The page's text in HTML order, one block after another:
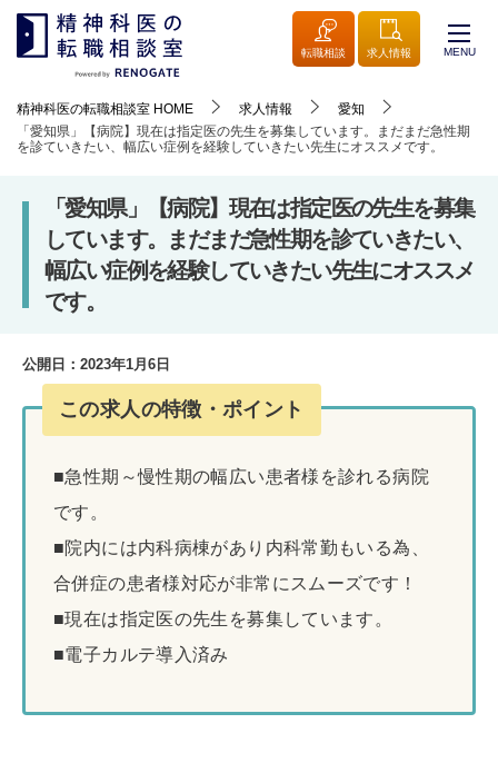
転職相談 求人情報 MENU
精神科医の転職相談室 HOME 求人情報
愛知
「愛知県」【病院】現在は指定医の先生を募集しています。まだまだ急性期
を診ていきたい、幅広い症例を経験していきたい先生にオススメです。
「愛知県」【病院】現在は指定医の先生を募集
しています。まだまだ急性期を診ていきたい、
幅広い症例を経験していきたい先生にオススメ
です。
公開日： 2023年1月6日
この求人の特徴・ポイント
■急性期～慢性期の幅広い患者様を診れる病院
です。
■院内には内科病棟があり内科常勤もいる為、
合併症の患者様対応が非常にスムーズです！
■現在は指定医の先生を募集しています。
■電子カルテ導入済み